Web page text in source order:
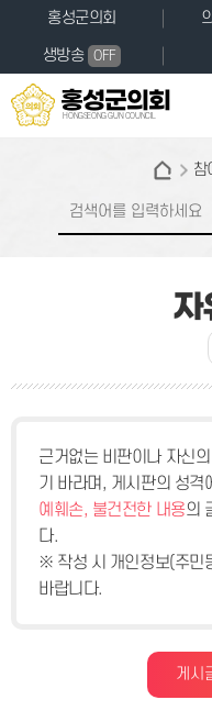
본문바로가기
홍성군의회
생방송
OFF
홍성군의회
HONGSEONG GUN COUNCIL
참
자
근거없는 비판이나 자신
기 바라며, 게시판의 성격
예훼손, 불건전한 내용의
다.
※ 작성 시 개인정보(주민
바랍니다.
게시